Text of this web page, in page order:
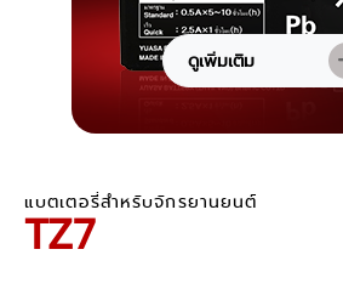
ดูเพิ่มเติม
แบตเตอรี่สำหรับจักรยานยนต์
TZ7